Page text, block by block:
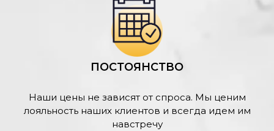
ПОСТОЯНСТВО
Наши цены не зависят от спроса. Мы ценим
лояльность наших клиентов и всегда идем им
навстречу